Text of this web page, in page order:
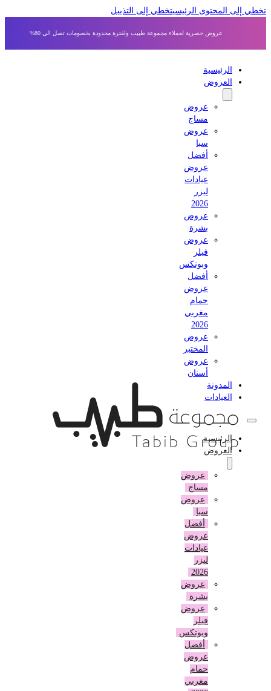
إلى المحتوى الرئيسي تخطي إلى التذييل
عروض حصرية لعملاء مجموعة طبيب ولفترة محدودة بخصومات تصل الى 80%
الرئيسية
العروض
عروض
مساج
عروض
أفضل
عروض
عيادات
2026
عروض
بشرة
عروض
وبوتكس
أفضل
عروض
حمام
مغربي
2026
عروض
المختبر
عروض
أسنان
المدونة
العيادات
الرئيسية
العروض
عروض
مساج
عروض
أفضل
عروض
عيادات
2026
عروض
بشرة
عروض
وبوتكس
أفضل
عروض
حمام
مغربي